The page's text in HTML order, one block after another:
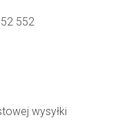
552
wysyłki